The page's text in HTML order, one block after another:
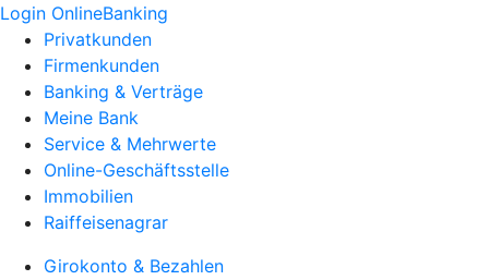
Login OnlineBanking
Privatkunden
Firmenkunden
Banking & Verträge
Meine Bank
Service & Mehrwerte
Online-Geschäftsstelle
Immobilien
Raiffeisenagrar
Girokonto & Bezahlen